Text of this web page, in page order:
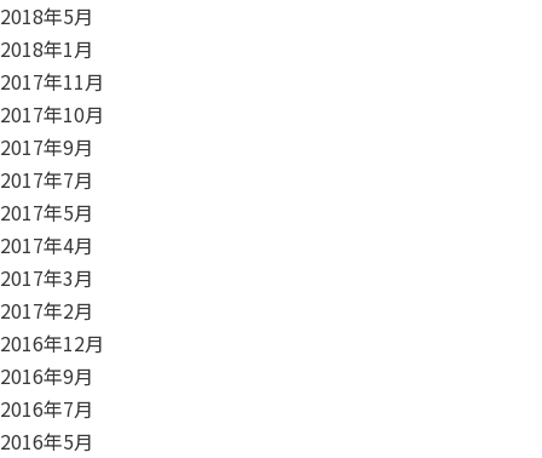
2018年5月
2018年1月
2017年11月
2017年10月
2017年9月
2017年7月
2017年5月
2017年4月
2017年3月
2017年2月
2016年12月
2016年9月
2016年7月
2016年5月